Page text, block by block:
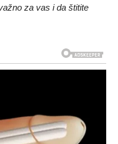
za vas i da štitite